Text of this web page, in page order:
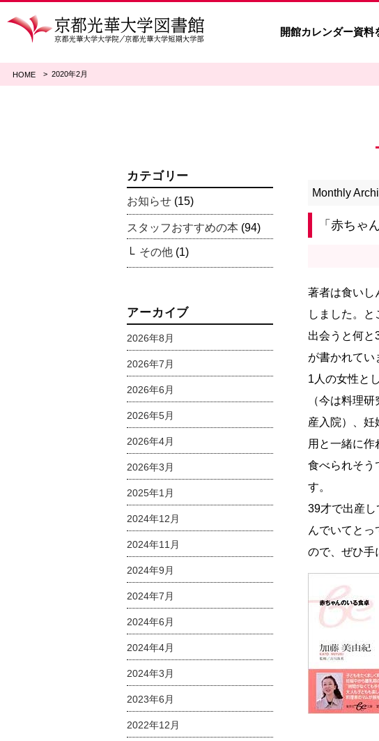
開館カレンダー資料
HOME 2020年2月
Monthly
「赤ち
著者は食いし
しました。
出会うと何と
が書かれてい
1人の女性と
（今は料理
産入院）、妊
用と一緒に
食べられそう
す。
39才で出産
んでいてと
ので、ぜひ手
カテゴリー
お知らせ (15)
スタッフおすすめの本 (94)
その他 (1)
アーカイブ
2026年8月
2026年7月
2026年6月
2026年5月
2026年4月
2026年3月
2025年1月
2024年12月
2024年11月
2024年9月
2024年7月
2024年6月
2024年4月
2024年3月
2023年6月
2022年12月